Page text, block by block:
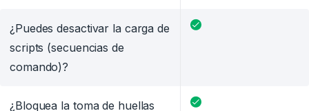
¿Puedes desactivar la carga de
scripts (secuencias de
comando)?
¿Bloquea la toma de huellas